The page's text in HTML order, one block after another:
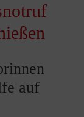
auf